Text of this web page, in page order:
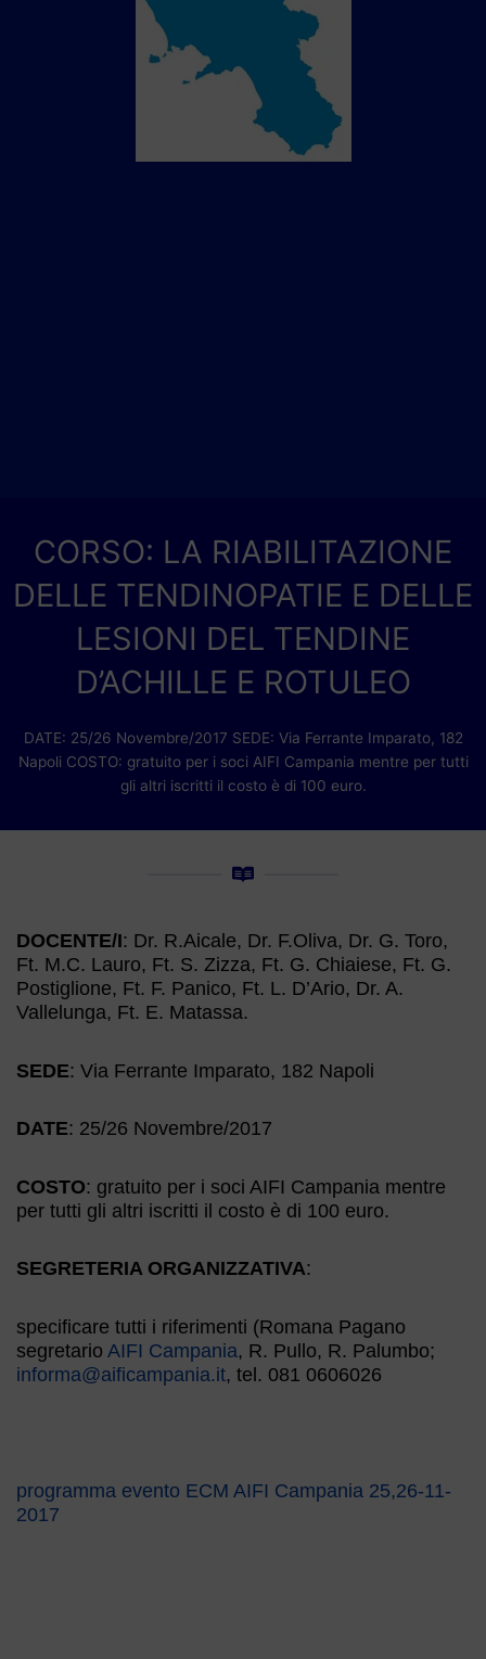
CORSO: LA RIABILITAZIONE
DELLE TENDINOPATIE E DELLE
LESIONI DEL TENDINE
D’ACHILLE E ROTULEO
DATE: 25/26 Novembre/2017 SEDE: Via Ferrante Imparato, 182
Napoli COSTO: gratuito per i soci AIFI Campania mentre per tutti
gli altri iscritti il costo è di 100 euro.
DOCENTE/I: Dr. R.Aicale, Dr. F.Oliva, Dr. G. Toro,
Ft. M.C. Lauro, Ft. S. Zizza, Ft. G. Chiaiese, Ft. G.
Postiglione, Ft. F. Panico, Ft. L. D’Ario, Dr. A.
Vallelunga, Ft. E. Matassa.
SEDE: Via Ferrante Imparato, 182 Napoli
DATE: 25/26 Novembre/2017
COSTO: gratuito per i soci AIFI Campania mentre
per tutti gli altri iscritti il costo è di 100 euro.
SEGRETERIA ORGANIZZATIVA:
specificare tutti i riferimenti (Romana Pagano
segretario AIFI Campania, R. Pullo, R. Palumbo;
informa@aificampania.it, tel. 081 0606026
programma evento ECM AIFI Campania 25,26-11-
2017